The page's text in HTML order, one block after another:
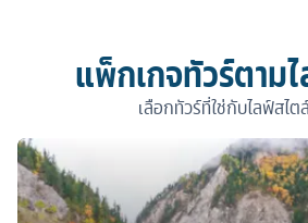
แพ็กเกจทัวร์ตาม
เลือกทัวร์ที่ใช่กับไลฟ์สไ